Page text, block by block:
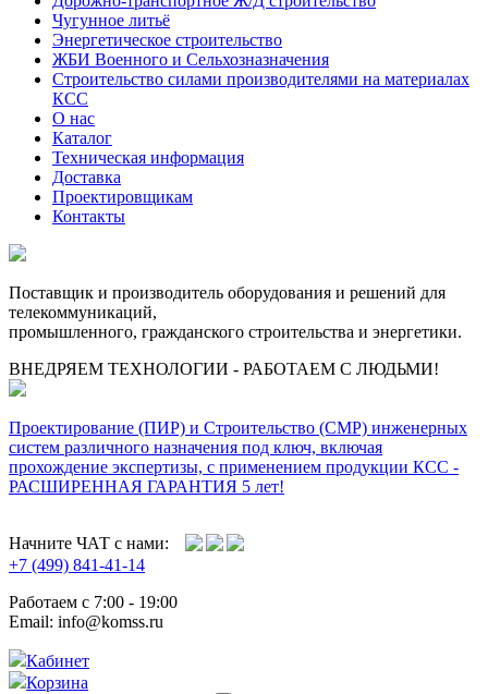
Чугунное литьё
Энергетическое строительство
ЖБИ Военного и Сельхозназначения
Строительство силами производителями на материалах
КСС
О нас
Каталог
Техническая информация
Доставка
Проектировщикам
Контакты
Поставщик и производитель оборудования и решений для
телекоммуникаций,
промышленного, гражданского строительства и энергетики.
ВНЕДРЯЕМ ТЕХНОЛОГИИ - РАБОТАЕМ С ЛЮДЬМИ!
Проектирование (ПИР) и Cтроительство (СМР) инженерных
систем различного назначения под ключ, включая
прохождение экспертизы, с применением продукции КСС -
РАСШИРЕННАЯ ГАРАНТИЯ 5 лет!
Начните ЧАТ с нами:
+7 (499) 841-41-14
Работаем с 7:00 - 19:00
Email: info@komss.ru
Кабинет
Корзина